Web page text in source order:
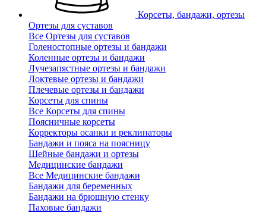
Корсеты, бандажи, ортезы
Ортезы для суставов
Все Ортезы для суставов
Голеностопные ортезы и бандажи
Коленные ортезы и бандажи
Лучезапястные ортезы и бандажи
Локтевые ортезы и бандажи
Плечевые ортезы и бандажи
Корсеты для спины
Все Корсеты для спины
Поясничные корсеты
Корректоры осанки и реклинаторы
Бандажи и пояса на поясницу
Шейные бандажи и ортезы
Медицинские бандажи
Все Медицинские бандажи
Бандажи для беременных
Бандажи на брюшную стенку
Паховые бандажи